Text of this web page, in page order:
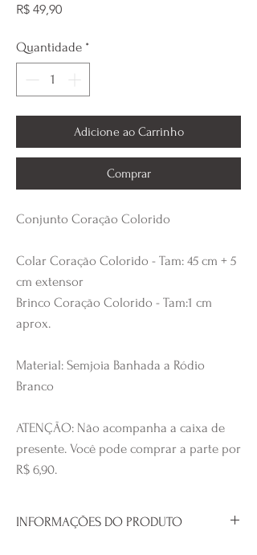
R$ 49,90Preço
Quantidade *
Adicione ao Carrinho
Comprar
Conjunto Coração Colorido
Colar Coração Colorido - Tam: 45 cm + 5
cm extensor
Brinco Coração Colorido - Tam:1 cm
aprox.
Material: Semjoia Banhada a Ródio
Branco
ATENÇÃO: Não acompanha a caixa de
presente. Você pode comprar a parte por
R$ 6,90.
INFORMAÇÕES DO PRODUTO